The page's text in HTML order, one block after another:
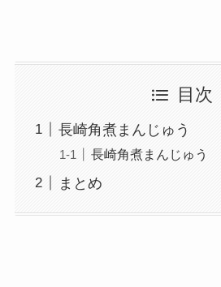
目次
長崎角煮まんじゅう
長崎角煮まんじゅう
まとめ